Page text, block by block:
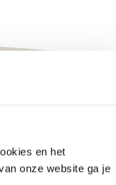
en het
onze website ga je